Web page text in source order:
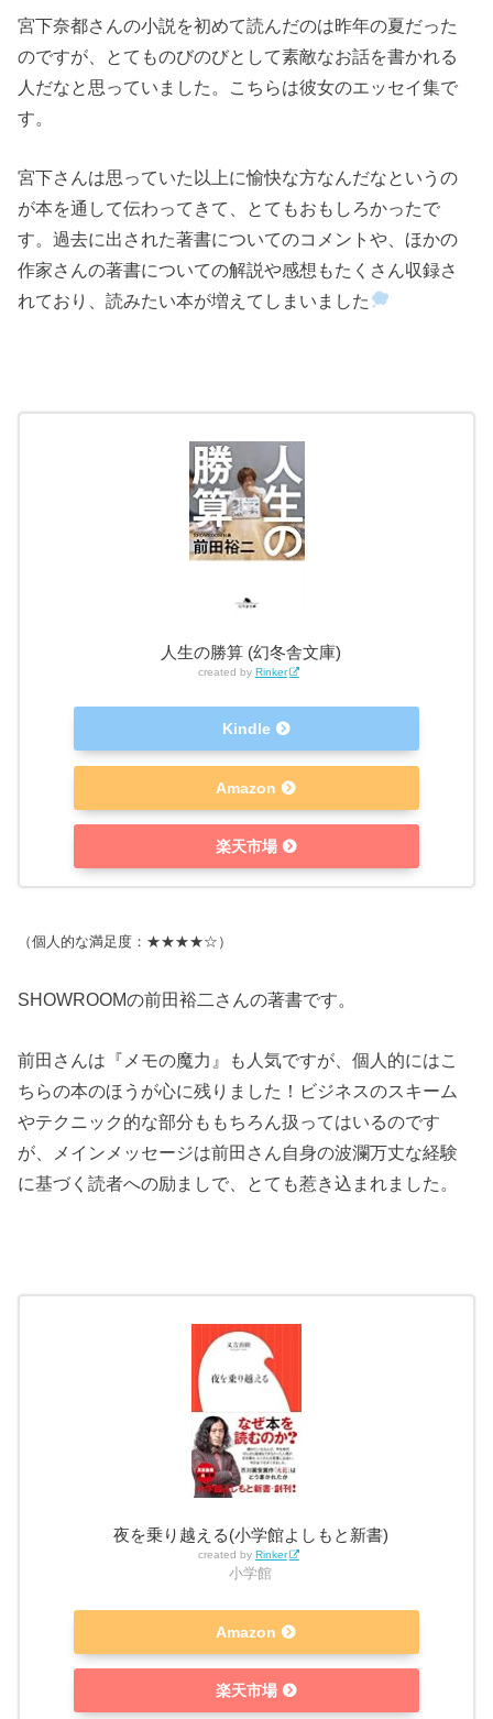
宮下奈都さんの小説を初めて読んだのは昨年の夏だった
のですが、とてものびのびとして素敵なお話を書かれる
人だなと思っていました。こちらは彼女のエッセイ集で
す。
宮下さんは思っていた以上に愉快な方なんだなというの
が本を通して伝わってきて、とてもおもしろかったで
す。過去に出された著書についてのコメントや、ほかの
作家さんの著書についての解説や感想もたくさん収録さ
れており、読みたい本が増えてしまいました
人生の勝算 (幻冬舎文庫)
created by Rinker
Kindle
Amazon
楽天市場
（個人的な満足度：★★★★☆）
SHOWROOMの前田裕二さんの著書です。
前田さんは『メモの魔力』も人気ですが、個人的にはこ
ちらの本のほうが心に残りました！ビジネスのスキーム
やテクニック的な部分ももちろん扱ってはいるのです
が、メインメッセージは前田さん自身の波瀾万丈な経験
に基づく読者への励ましで、とても惹き込まれました。
夜を乗り越える(小学館よしもと新書)
created by Rinker
小学館
Amazon
楽天市場